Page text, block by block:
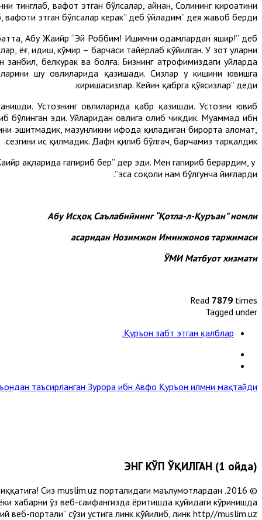
тинглаб, вафот этган бўлсалар, айнан, Солиҳнинг қироатини
вафоти этган бўлсалар керак” деб ўйладим” дея жавоб берди.
Абу Жаҳийр “Эй Роббим! Ишимни одамлардан яшир!” деб
ёғ, идиш, кўмир – барчаси тайёрлаб қўйилган. У зот уларни
белкурак ва болға. Бизнинг атрофимиздаги уйларда
шу ҳовлиларида қазишади. Сизлар у кишини ювишга
киришасизлар. Кейин қабрга қўясизлар” деди.
Устознинг ҳовлиларида қабр қазишди. Устозни ювиб
бўлинган эди. Уйларидан ҳовлига олиб чиқдик. Муҳаммад ибн
эшитмадик, маҳзунликни ифода қиладиган бирорта аломат,
сезгини ҳис қилмадик. Дафн қилиб бўлгач, барчамиз тарқалдик.
ҳақларида гапириб бер” дер эди. Мен гапириб берардим, у
эса соқоли нам бўлгунча йиғларди”.
Абу Исҳоқ Саълабийнинг “Қотла-л-Қуръан” номли
асаридан Нозимжон Иминжонов таржимаси
ЎМИ Матбуот хизмати
Read 7879 times
Tagged under
Қуръон забт этган қалблар
таъсирланган Зурора ибн Авфо Қуръон илмни мақтайди »
ЭНГ КЎП ЎҚИЛГАН (1 ойда)
Сиз muslim.uz порталидаги маълумотлардан
хабарни ўз веб-саҳифангизда ёритишда қуйидаги кўринишда
веб-портали” сўзи устига линк қўйилиб, линк http//muslim.uz